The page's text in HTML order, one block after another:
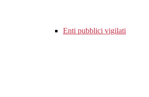
Enti pubblici vigilati